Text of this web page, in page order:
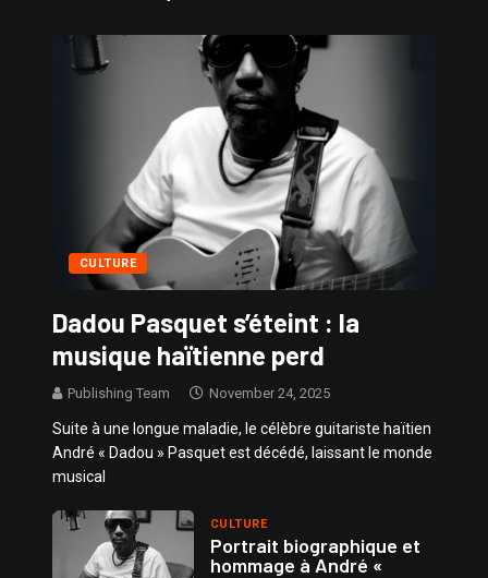
Sissy – Confidences de Stars
CULTURE
Dadou Pasquet s’éteint : la
musique haïtienne perd
Publishing Team November 24, 2025
Suite à une longue maladie, le célèbre guitariste haïtien
André « Dadou » Pasquet est décédé, laissant le monde
musical
CULTURE
Portrait biographique et
hommage à André «